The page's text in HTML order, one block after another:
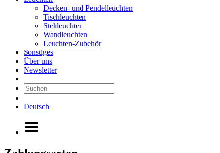
Decken- und Pendelleuchten
Tischleuchten
Stehleuchten
Wandleuchten
Leuchten-Zubehör
Sonstiges
Über uns
Newsletter
Deutsch